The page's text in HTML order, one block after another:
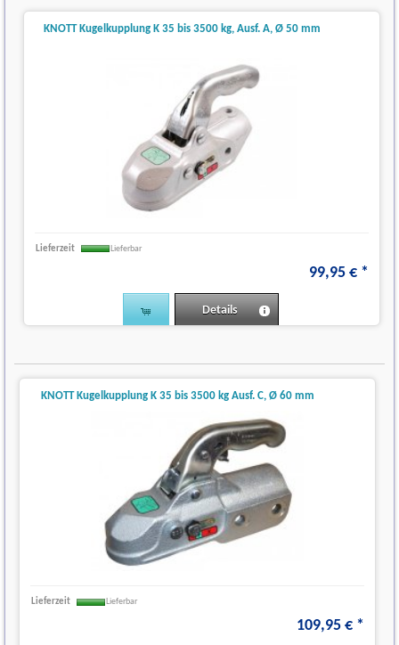
KNOTT Kugelkupplung K 35 bis 3500 kg, Ausf. A, Ø 50 mm
Lieferzeit Lieferbar
99,95 € *
Details
KNOTT Kugelkupplung K 35 bis 3500 kg Ausf. C, Ø 60 mm
Lieferzeit Lieferbar
109,95 € *